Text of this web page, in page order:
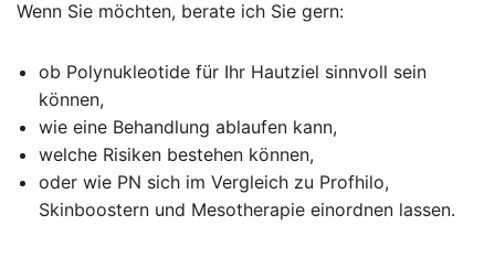
Wenn Sie möchten, berate ich Sie gern:
ob Polynukleotide für Ihr Hautziel sinnvoll sein
können,
wie eine Behandlung ablaufen kann,
welche Risiken bestehen können,
oder wie PN sich im Vergleich zu Profhilo,
Skinboostern und Mesotherapie einordnen lassen.